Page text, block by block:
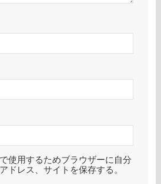
使用するためブラウザーに自分
ドレス、サイトを保存する。